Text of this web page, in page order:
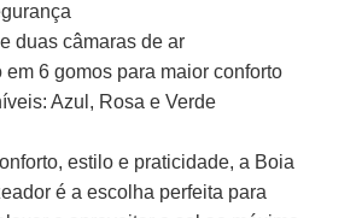
duas câmaras de ar
6 gomos para maior conforto
Azul, Rosa e Verde
estilo e praticidade, a Boia
é a escolha perfeita para